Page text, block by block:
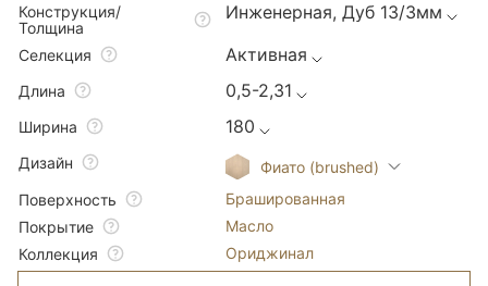
Конструкция/
Толщина
Инженерная, Дуб 13/3мм
Селекция Активная
Длина 0,5-2,31
Ширина 180
Дизайн
Фиато (brushed)
Поверхность
Брашированная
Покрытие
Масло
Коллекция
Ориджинал